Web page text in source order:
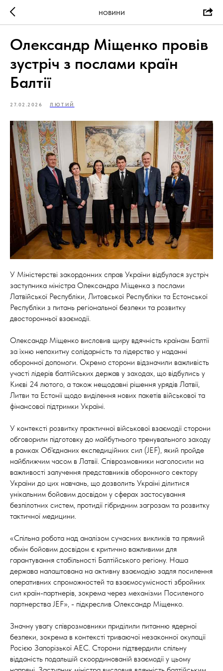
НОВИНИ
Олександр Міщенко провів
зустріч з послами країн
Балтії
27.02.2026 ЛЮТИЙ
У Міністерстві закордонних справ України відбулася зустріч
заступника міністра Олександра Міщенка з послами
Латвійської Республіки, Литовської Республіки та Естонської
Республіки з питань регіональної безпеки та розвитку
двосторонньої взаємодії.
Олександр Міщенко висловив щиру вдячність країнам Балтії
за їхню непохитну солідарність та лідерство у наданні
оборонної допомоги. Окремо сторони відзначили важливість
участі лідерів балтійських держав у заходах, що відбулись у
Києві 24 лютого, а також нещодавні рішення урядів Латвії,
Литви та Естонії щодо виділення нових пакетів військової та
фінансової підтримки Україні.
У контексті розвитку практичної військової взаємодії сторони
обговорили підготовку до майбутнього тренувального заходу
в рамках Об'єднаних експедиційних сил (JEF), який пройде
найближчим часом в Латвії. Співрозмовники наголосили на
важливості залучення представників оборонного сектору
України до цих навчань, що дозволить Україні ділитися
унікальним бойовим досвідом у сферах застосування
безпілотних систем, протидії гібридним загрозам та розвитку
тактичної медицини.
«Спільна робота над аналізом сучасних викликів та прямий
обмін бойовим досвідом є критично важливими для
гарантування стабільності Балтійського регіону. Наша
держава налаштована на активну взаємодію задля посилення
оперативних спроможностей та взаємосумісності збройних
сил країн-партнерів, зокрема через механізми Посиленого
партнерства JEF», - підкреслив Олександр Міщенко.
Значну увагу співрозмовники приділили питанню ядерної
безпеки, зокрема в контексті триваючої незаконної окупації
Росією Запорізької АЕС. Сторони підтвердили спільну
відданість подальшій скоординованій взаємодії у цьому